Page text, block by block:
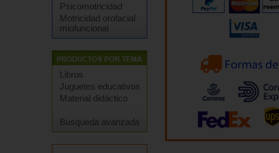
Psicomotricidad
Motricidad orofacial
miofuncional
Libros
Juguetes educativos
Material didáctico
Busqueda avanzada